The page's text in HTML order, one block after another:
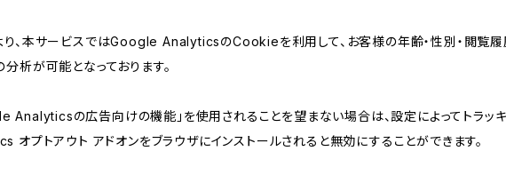
り、本サービスではGoogle AnalyticsのCookieを利用して、お客様の年齢・性別・閲覧
分析が可能となっております。
Analyticsの広告向けの機能」を使用されることを望まない場合は、設定によってトラッ
オプトアウト アドオンをブラウザにインストールされると無効にすることができます。